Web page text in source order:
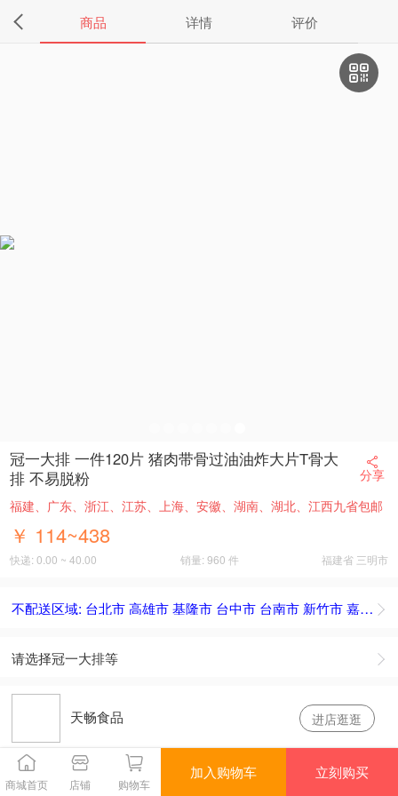
商品 详情 评价
上拉返回商品详情
冠一大排 一件120片 猪肉带骨过油油炸大片T骨大
排 不易脱粉
分享
福建、广东、浙江、江苏、上海、安徽、湖南、湖北、江西九省包邮
￥ 114~438
快递: 0.00 ~ 40.00 销量: 960 件 福建省 三明市
不配送区域: 台北市 高雄
请选择冠一大排等
天畅食品 进店逛逛
评价(1) 100%好评
商城首页 店铺 购物车
加入购物车 立刻购买